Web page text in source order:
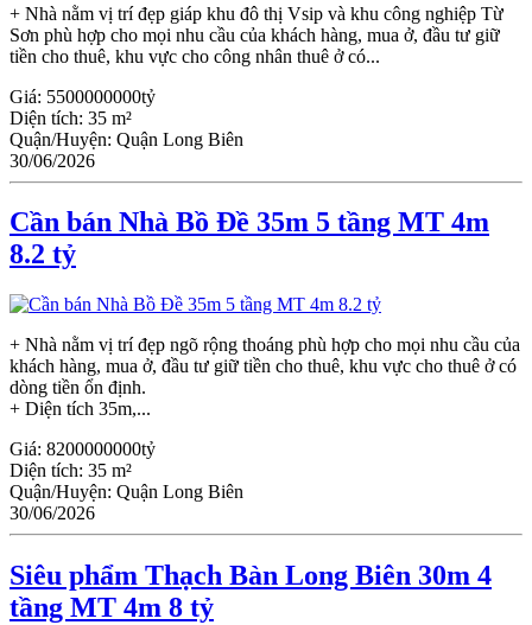
+ Nhà nằm vị trí đẹp giáp khu đô thị Vsip và khu công nghiệp Từ
Sơn phù hợp cho mọi nhu cầu của khách hàng, mua ở, đầu tư giữ
tiền cho thuê, khu vực cho công nhân thuê ở có...
Giá: 5500000000tỷ
Diện tích: 35 m²
Quận/Huyện: Quận Long Biên
30/06/2026
Cần bán Nhà Bồ Đề 35m 5 tầng MT 4m
8.2 tỷ
+ Nhà nằm vị trí đẹp ngõ rộng thoáng phù hợp cho mọi nhu cầu của
khách hàng, mua ở, đầu tư giữ tiền cho thuê, khu vực cho thuê ở có
dòng tiền ổn định.
+ Diện tích 35m,...
Giá: 8200000000tỷ
Diện tích: 35 m²
Quận/Huyện: Quận Long Biên
30/06/2026
Siêu phẩm Thạch Bàn Long Biên 30m 4
tầng MT 4m 8 tỷ